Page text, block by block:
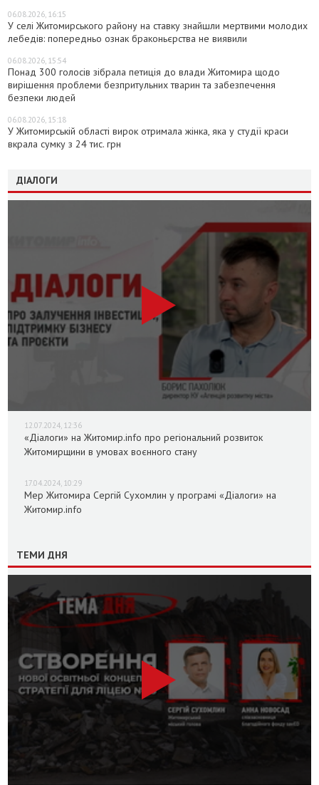
06.08.2026, 16:15
У селі Житомирського району на ставку знайшли мертвими молодих
лебедів: попередньо ознак браконьєрства не виявили
06.08.2026, 15:54
Понад 300 голосів зібрала петиція до влади Житомира щодо
вирішення проблеми безпритульних тварин та забезпечення
безпеки людей
06.08.2026, 15:18
У Житомирській області вирок отримала жінка, яка у студії краси
вкрала сумку з 24 тис. грн
ДІАЛОГИ
12.07.2024, 12:36
«Діалоги» на Житомир.info про регіональний розвиток
Житомирщини в умовах воєнного стану
17.04.2024, 10:29
Мер Житомира Сергій Сухомлин у програмі «Діалоги» на
Житомир.info
ТЕМИ ДНЯ